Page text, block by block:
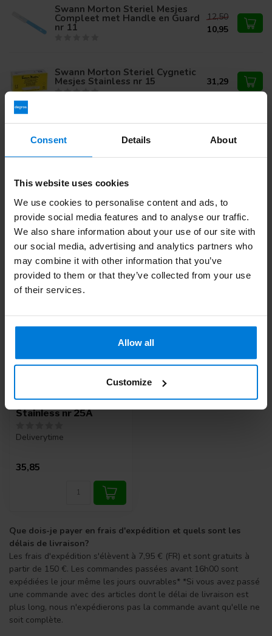
Consent Details About
This website uses cookies
We use cookies to personalise content and ads, to
provide social media features and to analyse our traffic.
We also share information about your use of our site with
our social media, advertising and analytics partners who
may combine it with other information that you’ve
provided to them or that they’ve collected from your use
of their services.
Allow all
Customize
Swann Morton Steriel Mesjes
Compleet met Handle en Guard
nr 11
12,50
10,95
Swann Morton Steriel Cygnetic
Mesjes Stainless nr 15 31,29
Vous avez des questions sur ce produit ?
Ou avez-vous besoin d'aide pour votre commande?
59 02
Vu(s) récemment
Safety Mesjes
Stainless nr 25A
Deliverytime
35,85
Que dois-je payer en frais d'expédition et quels sont les
délais de livraison?
Les frais d'expédition s'élèvent à 7,95 € (FR) et sont gratuits à
partir de 150 €. Les commandes passées avant 16h00 sont
expédiées le jour même les jours ouvrables* *Si vous avez passé
une commande avec des articles dont le délai de livraison est
plus long, nous n'expédierons pas la commande avant qu'elle ne
soit complète.